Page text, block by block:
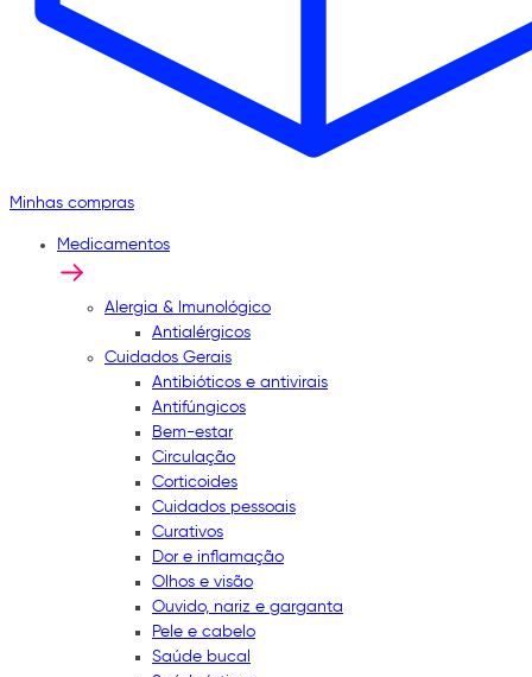
Minhas compras
Medicamentos
Alergia & Imunológico
Antialérgicos
Cuidados Gerais
Antibióticos e antivirais
Antifúngicos
Bem-estar
Circulação
Corticoides
Cuidados pessoais
Curativos
Dor e inflamação
Olhos e visão
Ouvido, nariz e garganta
Pele e cabelo
Saúde bucal